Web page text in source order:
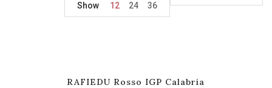
Show
12 24 36
RAFIEDU Rosso IGP Calabria